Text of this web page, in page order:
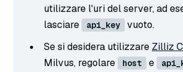
utilizzare l'uri del server, ad
lasciare
api_key
vuoto.
Se si desidera utilizzare Zilliz
Milvus, regolare
host e